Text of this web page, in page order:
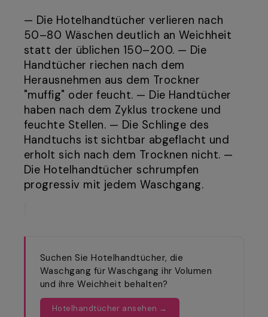
— Die Hotelhandtücher verlieren nach
50–80 Wäschen deutlich an Weichheit
statt der üblichen 150–200. — Die
Handtücher riechen nach dem
Herausnehmen aus dem Trockner
"muffig" oder feucht. — Die Handtücher
haben nach dem Zyklus trockene und
feuchte Stellen. — Die Schlinge des
Handtuchs ist sichtbar abgeflacht und
erholt sich nach dem Trocknen nicht. —
Die Hotelhandtücher schrumpfen
progressiv mit jedem Waschgang.
Suchen Sie Hotelhandtücher, die
Waschgang für Waschgang ihr Volumen
und ihre Weichheit behalten?
Hotelhandtücher ansehen →